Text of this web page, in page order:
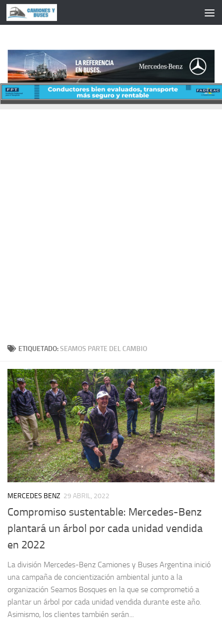
Saltar al contenido
ETIQUETADO:SEAMOS PARTE DEL CAMBIO
MERCEDES BENZ 29 ABRIL, 2022
Compromiso sustentable: Mercedes-Benz
plantará un árbol por cada unidad vendida
en 2022
La división Mercedes-Benz Camiones y Buses Argentina inició
una campaña de concientización ambiental junto a la
organización Seamos Bosques en la que se comprometió a
plantar un árbol por cada unidad vendida durante este año.
Asimismo, los clientes también serán...